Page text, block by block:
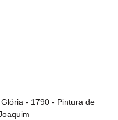
- 1790 - Pintura de